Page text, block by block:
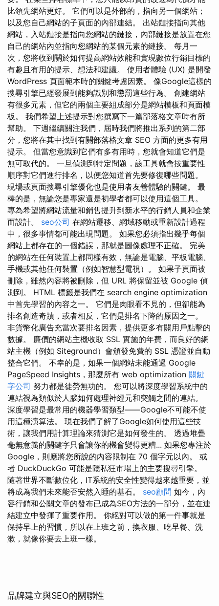
比領先網站更好。 它們可以是外部的，指向另一個網站；
以及您自己網站的子頁面的內部連結。 出站鏈接指向其他
網站，入站鏈接是指向您網站的鏈接，內部鏈接是放置在您
自己的網站內並指向您網站的某個元素的鏈接。 每月一
次，您將收到關於如何提高網站效能和實現數位行銷目標的
有趣且有用的提示、想法和建議。 使用者體驗 (UX) 是開發
WordPress 頁面範本時的關鍵考慮因素。 像Google這樣的
搜尋引擎已經發展到能夠識別和懲罰這些行為。 創建網站
有很多元素，但它的兩個主要組成部分是網站模板和頁面模
板。 我們希望上述提示對您撰寫下一篇部落格文章時有所
幫助。 下週繼續關注我們，屆時我們將推出系列的第二部
分，您將在其中找到有關部落格文章 SEO 方面的更多有用
提示。 但當您意識到它們有多有用時，您就會知道它們是
無可取代的。 一旦偵測到特定問題，該工具就會按重要性
順序對它們進行排名，以便您知道首先要修復哪些問題。
現場或頁面搜尋引擎優化也是使用者友善體驗的關鍵。 最
棒的是，無論您是專家還是初學者都可以使用這個工具。
專為希望將網站流量和銷售提升到新水平的行銷人員和企業
而設計。 seo公司 在網站遷移、網域移動或重新設計過程
中，很多事情都可能出現問題。 如果您必須指出幾乎每個
網站上都存在的一個錯誤，那就是圖像處理不正確。 完美
的網站在任何裝置上都同樣有效，無論是電腦、平板電腦、
手機或其他任何裝置（例如智慧型電視）。 如果子頁面被
刪除，雖然內容將被刪除，但 URL 將保留並被 Google 偵
測到。 HTML 標籤是我們在 search engine optimization
中首先學習的內容之一。 它們是肉眼看不見的，但卻能為
排名創造奇蹟，或者相反，它們是排名下降的原因之一。
非貨幣化廣告充當次要排名因素，提供更多有關用戶點擊的
數據。 廉價的網站主機收取 SSL 實施的年費，而良好的網
站主機（例如 Siteground）會頒發免費的 SSL 憑證並自動
整合它們。 不幸的是，如果一個網站未能通過 Google
PageSpeed Insights，那麼所有 web optimization 關鍵
字公司 努力都是徒勞無功的。 您可以將深度學習系統中的
連結視為類似於人腦如何處理神經元和突觸之間的連結。
深度學習是最常用的機器學習類型——Google不可能不使
用這種演算法。 現在我們了解了Google如何使用這些技
術，讓我們用計算理論來猜測它是如何發生的。 透過堆疊
毫無意義的關鍵字只會讓你的機會變得更糟... 如果您專注於
Google，則應將您所說的內容限制在 70 個字元以內。 或
者 DuckDuckGo 可能是隱私狂市場上的主要搜尋引擎。
隨著世界不斷數位化，IT系統的安全性變得越來越重要，並
將成為我們未來能否安然入睡的基石。 seo顧問 如今，內
容行銷和公關文章的發布已成為SEO方法的一部分，並在連
結建立中發揮了重要作用。 你絕對可以做的第一件事就是
保持早上的習慣，所以在上班之前，換衣服、吃早餐、洗
漱，就像你要去上班一樣。
品牌建立與SEO的關聯性